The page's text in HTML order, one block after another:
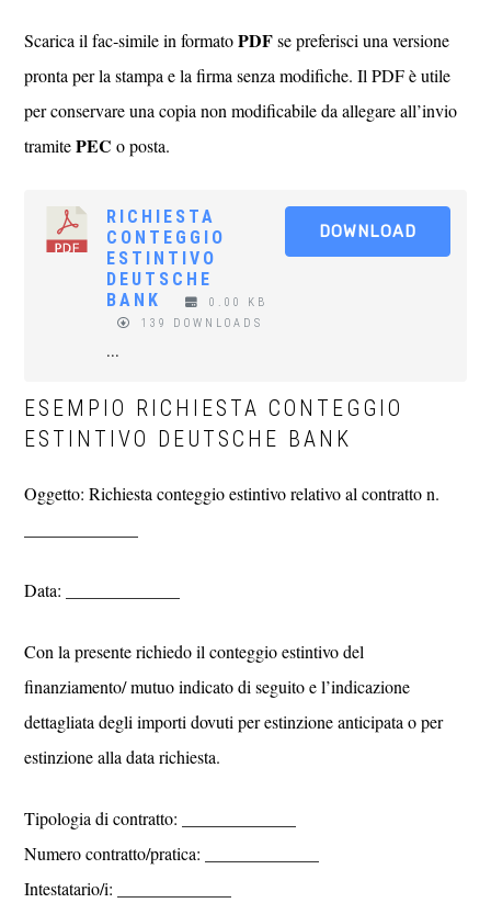
Scarica il fac‑simile in formatoPDFse preferisci una versione
pronta per la stampa e la firma senza modifiche. Il PDF è utile
per conservare una copia non modificabile da allegare all’invio
tramitePEC o posta.
RICHIESTA
CONTEGGIO
ESTINTIVO
DEUTSCHE
BANK​
0.00 KB
139 DOWNLOADS
...
DOWNLOAD
ESEMPIO RICHIESTA CONTEGGIO
ESTINTIVO DEUTSCHE BANK​
Oggetto: Richiesta conteggio estintivo relativo al contratto n.
Data: _____________
Con la presente richiedo il conteggio estintivo del
finanziamento/ mutuo indicato di seguito e l’indicazione
dettagliata degli importi dovuti per estinzione anticipata o per
estinzione alla data richiesta.
Tipologia di contratto: _____________
Numero contratto/pratica: _____________
Intestatario/i: _____________